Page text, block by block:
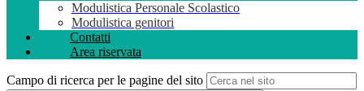
Modulistica Personale Scolastico
Modulistica genitori
Contatti
Area riservata
Campo di ricerca per le pagine del sito